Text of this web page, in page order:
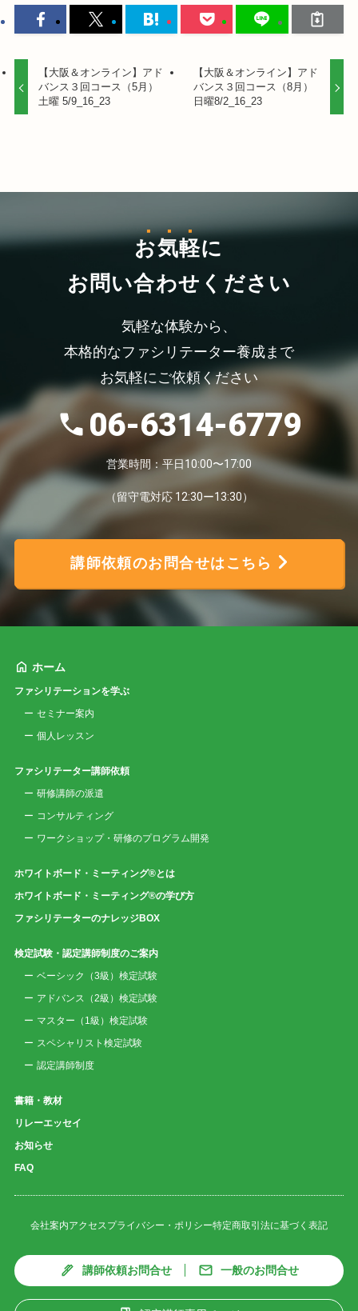
【大阪＆オンライン】アド
バンス３回コース（5月）
土曜 5/9_16_23
【大阪＆オンライン】アド
バンス３回コース（8月）
日曜8/2_16_23
お気軽に
お問い合わせください
気軽な体験から、
本格的なファシリテーター養成まで
お気軽にご依頼ください
06-6314-6779
営業時間：平日10:00〜17:00
（留守電対応 12:30ー13:30）
講師依頼のお問合せはこちら
ホーム
ファシリテーションを学ぶ
セミナー案内
個人レッスン
ファシリテーター講師依頼
研修講師の派遣
コンサルティング
ワークショップ・研修のプログラム開発
ホワイトボード・ミーティング®とは
ホワイトボード・ミーティング®の学び方
ファシリテーターのナレッジBOX
検定試験・認定講師制度のご案内
ベーシック（3級）検定試験
アドバンス（2級）検定試験
マスター（1級）検定試験
スペシャリスト検定試験
認定講師制度
書籍・教材
リレーエッセイ
お知らせ
FAQ
会社案内アクセスプライバシー・ポリシー特定商取引法に基づく表記
講師依頼お問合せ 一般のお問合せ